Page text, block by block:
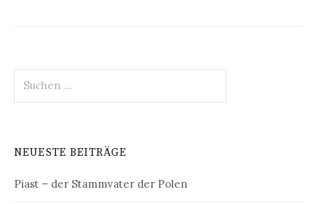
nach:
NEUESTE BEITRÄGE
Piast – der Stammvater der Polen